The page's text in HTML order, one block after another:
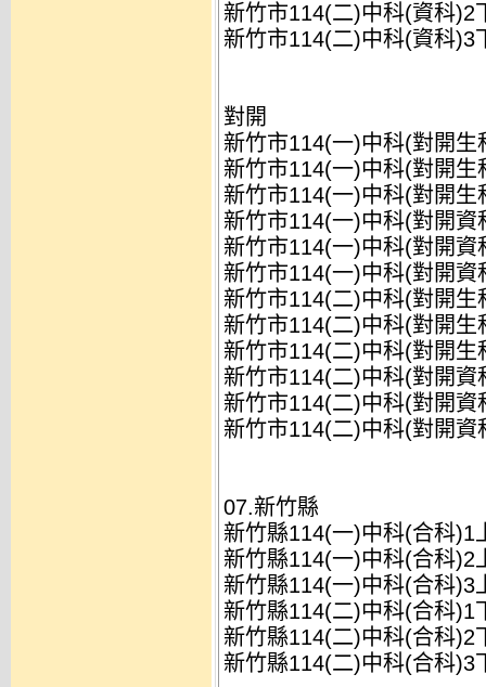
新竹市114(二)中科(資科)2
新竹市114(二)中科(資科)3
對開
新竹市114(一)中科(對開
新竹市114(一)中科(對開
新竹市114(一)中科(對開
新竹市114(一)中科(對開
新竹市114(一)中科(對開
新竹市114(一)中科(對開
新竹市114(二)中科(對開
新竹市114(二)中科(對開
新竹市114(二)中科(對開
新竹市114(二)中科(對開
新竹市114(二)中科(對開
新竹市114(二)中科(對開
07.新竹縣
新竹縣114(一)中科(合科)1
新竹縣114(一)中科(合科)2
新竹縣114(一)中科(合科)3
新竹縣114(二)中科(合科)1
新竹縣114(二)中科(合科)2
新竹縣114(二)中科(合科)3